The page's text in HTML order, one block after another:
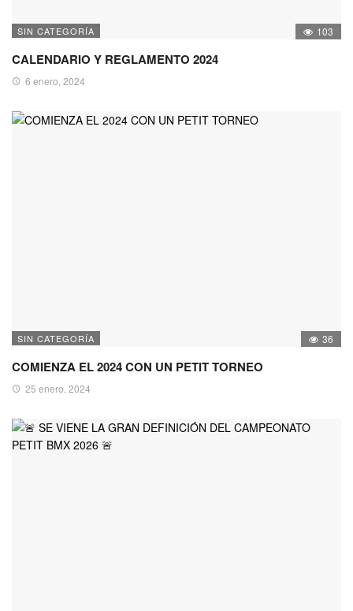
SIN CATEGORÍA 103
CALENDARIO Y REGLAMENTO 2024
6 enero, 2024
SIN CATEGORÍA 36
COMIENZA EL 2024 CON UN PETIT TORNEO
25 enero, 2024